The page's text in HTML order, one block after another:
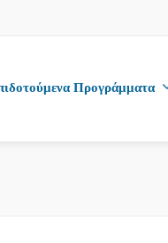
Προγράμματα